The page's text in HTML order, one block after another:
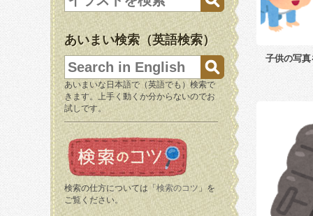
あいまい検索（英語検索）
あいまいな日本語で（英語でも）検索で
きます。上手く動くか分からないのでお
試しです。
検索の仕方については「 検索のコツ 」を
ご覧ください。
子供の写